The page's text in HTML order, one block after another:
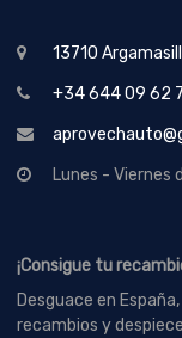
13710
+34 644 09 62
Lunes - Viernes
¡Consigue tu
Desguace en
recambios y